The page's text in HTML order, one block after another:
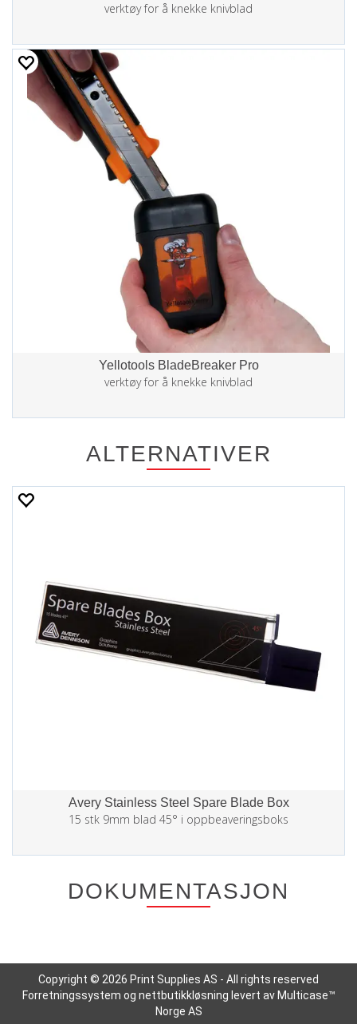
verktøy for å knekke knivblad
Yellotools BladeBreaker Pro
verktøy for å knekke knivblad
ALTERNATIVER
Avery Stainless Steel Spare Blade Box
15 stk 9mm blad 45° i oppbeaveringsboks
DOKUMENTASJON
Copyright © 2026 Print Supplies AS - All rights reserved
Forretningssystem og nettbutikkløsning levert av Multicase™
Norge AS